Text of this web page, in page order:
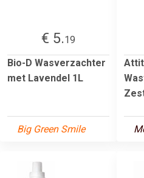
€ 5.19
Bio-D Wasverzachter
met Lavendel 1L
Big Green Smile